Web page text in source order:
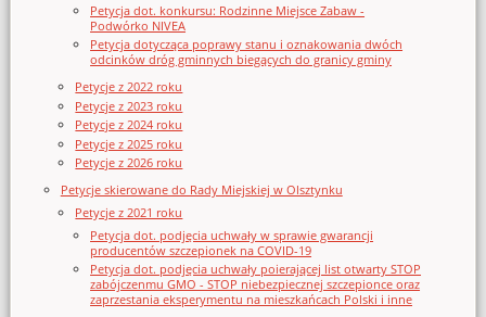
Petycja dot. konkursu: Rodzinne Miejsce Zabaw -
Podwórko NIVEA
Petycja dotycząca poprawy stanu i oznakowania dwóch
odcinków dróg gminnych biegących do granicy gminy
Petycje z 2022 roku
Petycje z 2023 roku
Petycje z 2024 roku
Petycje z 2025 roku
Petycje z 2026 roku
Petycje skierowane do Rady Miejskiej w Olsztynku
Petycje z 2021 roku
Petycja dot. podjęcia uchwały w sprawie gwarancji
producentów szczepionek na COVID-19
Petycja dot. podjęcia uchwały poierającej list otwarty STOP
zabójczenmu GMO - STOP niebezpiecznej szczepionce oraz
zaprzestania eksperymentu na mieszkańcach Polski i inne